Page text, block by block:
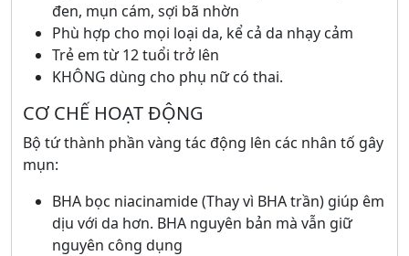
đen, mụn cám, sợi bã nhờn
Phù hợp cho mọi loại da, kể cả da nhạy cảm
Trẻ em từ 12 tuổi trở lên
KHÔNG dùng cho phụ nữ có thai.
CƠ CHẾ HOẠT ĐỘNG
Bộ tứ thành phần vàng tác động lên các nhân tố gây
mụn:
BHA bọc niacinamide (Thay vì BHA trần) giúp êm
dịu với da hơn. BHA nguyên bản mà vẫn giữ
nguyên công dụng